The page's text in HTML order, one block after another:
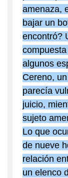
amenaza,
bajar un
encontró?
algunos
Cereno,
parecía
juicio,
sujeto
Lo que
de nueve
relación
un elenco